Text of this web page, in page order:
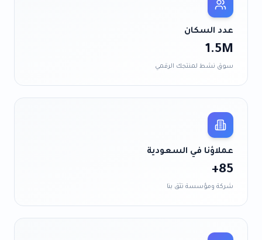
عدد السكان
1.5M
سوق نشط لمنتجك الرقمي
عملاؤنا في السعودية
85+
شركة ومؤسسة تثق بنا